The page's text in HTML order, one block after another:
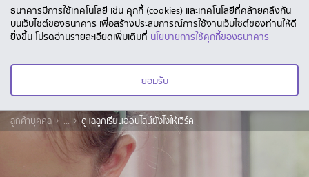
ธนาคารมีการใช้เทคโนโลยี เช่น คุกกี้ (cookies) และเทคโนโลยีที่คล้ายคลึงกัน
บนเว็บไซต์ของธนาคาร เพื่อสร้างประสบการณ์การใช้งานเว็บไซต์ของท่านให้ดี
ยิ่งขึ้น โปรดอ่านรายละเอียดเพิ่มเติมที่ นโยบายการใช้คุกกี้ของธนาคาร
ยอมรับ
ลูกค้าบุคคล ... ดูแลลูกเรียนออนไลน์ยังไงให้เวิร์ค